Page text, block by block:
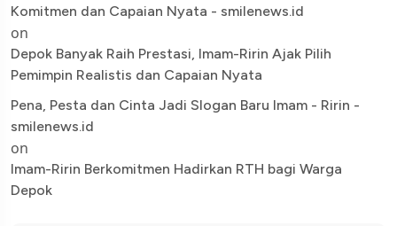
Komitmen dan Capaian Nyata - smilenews.id
on
Depok Banyak Raih Prestasi, Imam-Ririn Ajak Pilih
Pemimpin Realistis dan Capaian Nyata
Pena, Pesta dan Cinta Jadi Slogan Baru Imam - Ririn -
smilenews.id
on
Imam-Ririn Berkomitmen Hadirkan RTH bagi Warga
Depok